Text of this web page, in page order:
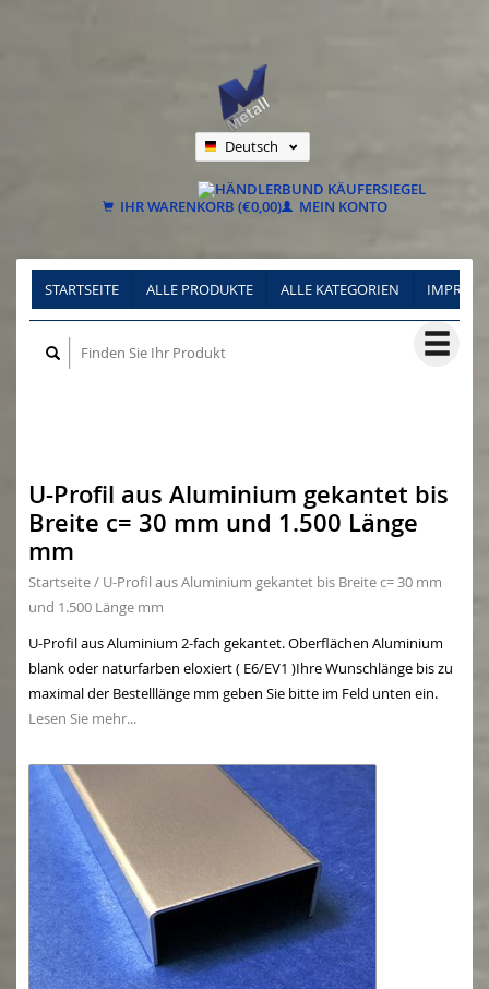
Deutsch
Français
IHR WARENKORB (€0,00) MEIN KONTO
STARTSEITE ALLE PRODUKTE ALLE KATEGORIEN
U-Profil aus Aluminium gekantet bis
Breite c= 30 mm und 1.500 Länge
mm
Startseite/ U-Profil aus Aluminium gekantet bis Breite c= 30 mm
und 1.500 Länge mm
U-Profil aus Aluminium 2-fach gekantet. Oberflächen Aluminium
blank oder naturfarben eloxiert ( E6/EV1 )Ihre Wunschlänge bis zu
maximal der Bestelllänge mm geben Sie bitte im Feld unten ein.
Lesen Sie mehr...